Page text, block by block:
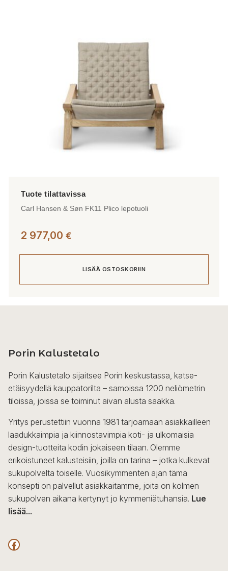
Carl Hansen & Søn FK11 Plico lepotuoli
2 977,00 €
LISÄÄ OSTOSKORIIN
Porin Kalustetalo
Porin Kalustetalo sijaitsee Porin keskustassa, katse-
etäisyydellä kauppatorilta – samoissa 1200 neliömetrin
tiloissa, joissa se toiminut aivan alusta saakka.
Yritys perustettiin vuonna 1981 tarjoamaan asiakkailleen
laadukkaimpia ja kiinnostavimpia koti- ja ulkomaisia
design-tuotteita kodin jokaiseen tilaan. Olemme
erikoistuneet kalusteisiin, joilla on tarina – jotka kulkevat
sukupolvelta toiselle. Vuosikymmenten ajan tämä
konsepti on palvellut asiakkaitamme, joita on kolmen
sukupolven aikana kertynyt jo kymmeniätuhansia. Lue
lisää...
F